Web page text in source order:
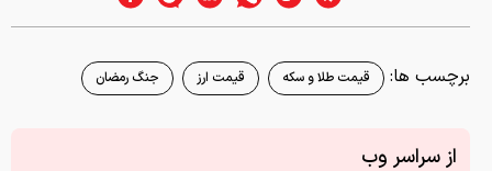
برچسب ها: قیمت طلا و سکه قیمت ارز جنگ رمضان
از سراسر وب